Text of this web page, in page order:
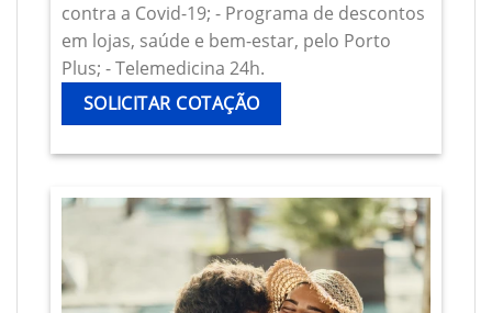
contra a Covid-19; - Programa de descontos
em lojas, saúde e bem-estar, pelo Porto
Plus; - Telemedicina 24h.
SOLICITAR COTAÇÃO